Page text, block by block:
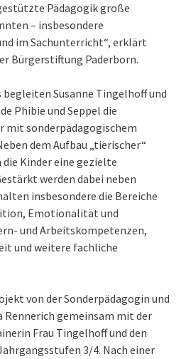
Pädagogik große
– insbesondere
im Sachunterricht“, erklärt
Bürgerstiftung Paderborn.
Susanne Tingelhoff und
Phibie und Seppel die
mit sonderpädagogischem
dem Aufbau „tierischer“
Kinder eine gezielte
werden dabei neben
insbesondere die Bereiche
Emotionalität und
und Arbeitskompetenzen,
und weitere fachliche
von der Sonderpädagogin und
Rennerich gemeinsam mit der
Frau Tingelhoff und den
3/4. Nach einer